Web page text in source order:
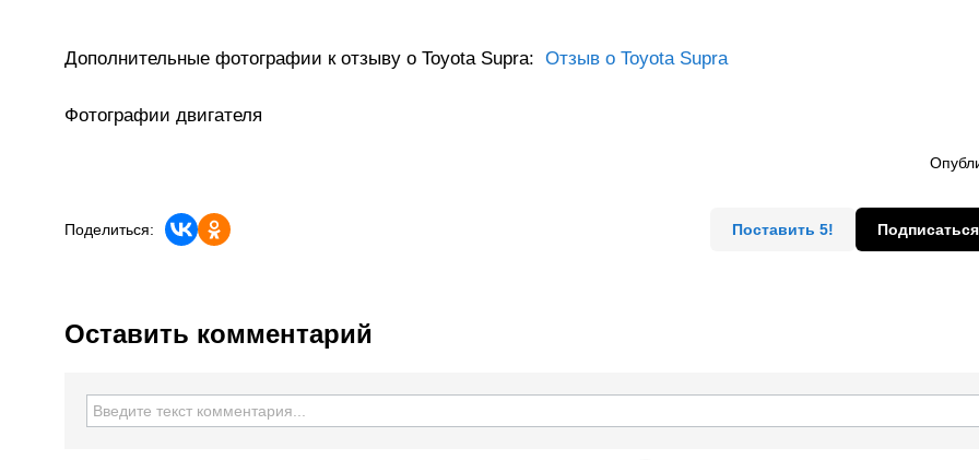
Дополнительные фотографии к отзыву о Toyota Supra: Отзыв о Toyota Supra
Фотографии двигателя
Поделиться: Поставить 5!
Оставить комментарий